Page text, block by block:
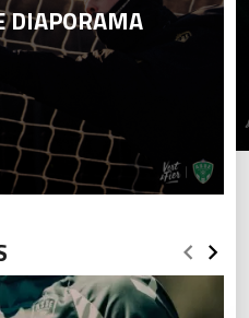
DIAPORAMA